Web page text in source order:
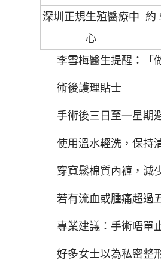
深圳正規生殖醫療中
心
約
李雪梅醫生提醒：「
術後護理貼士
手術後三日至一星期
使用溫水輕洗，保持
穿寬鬆棉質內褲，減
若有流血或腫痛超過
專業建議：手術唔單
好多女士以為私密整